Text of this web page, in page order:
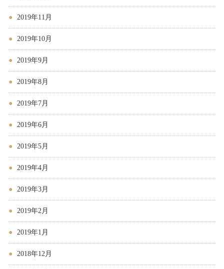
2019年11月
2019年10月
2019年9月
2019年8月
2019年7月
2019年6月
2019年5月
2019年4月
2019年3月
2019年2月
2019年1月
2018年12月